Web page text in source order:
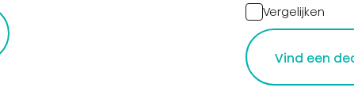
Vergelijken
Vind een